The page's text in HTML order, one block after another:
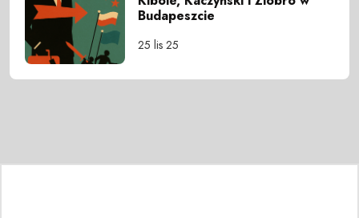
Budapeszcie
25 lis 25